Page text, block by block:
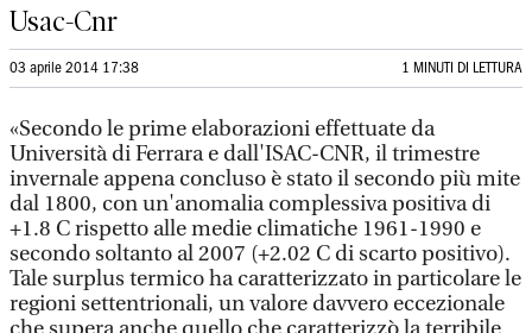
Usac-Cnr
03 aprile 2014 17:38 1 MINUTI DI LETTURA
«Secondo le prime elaborazioni effettuate da
Università di Ferrara e dall'ISAC-CNR, il trimestre
invernale appena concluso è stato il secondo più mite
dal 1800, con un'anomalia complessiva positiva di
+1.8 C rispetto alle medie climatiche 1961-1990 e
secondo soltanto al 2007 (+2.02 C di scarto positivo).
Tale surplus termico ha caratterizzato in particolare le
regioni settentrionali, un valore davvero eccezionale